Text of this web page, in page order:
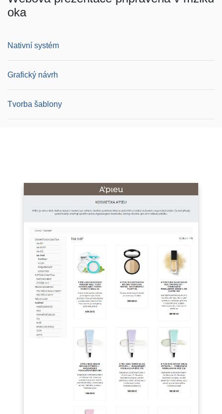
oka
Nativní systém
Grafický návrh
Tvorba šablony